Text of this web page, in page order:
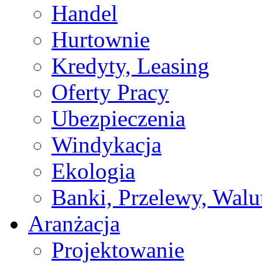
Handel
Hurtownie
Kredyty, Leasing
Oferty Pracy
Ubezpieczenia
Windykacja
Ekologia
Banki, Przelewy,
Aranżacja
Projektowanie